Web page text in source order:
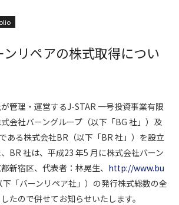
リペアの株式取得につい
管理・運営するJ-STAR 一号投資事業有限
会社バーングループ（以下「BG 社」）及
ある株式会社BR（以下「BR 社」）を設立
BR 社は、平成23 年5 月に株式会社バーン
新宿区、代表者：林晃生、 http://www.bu
下「バーンリペア社」）の発行株式総数の全
たので併せてお知らせいたします。